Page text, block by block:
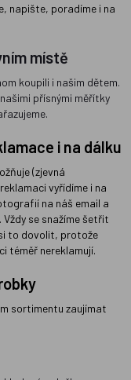
napište, poradíme i na
místě
koupili i našim dětem.
přísnými měřítky
i na dálku
(zjevná
vyřídíme i na
na náš email a
Vždy se snažíme šetřit
si to dovolit, protože
téměř nereklamují.
sortimentu zaujímat